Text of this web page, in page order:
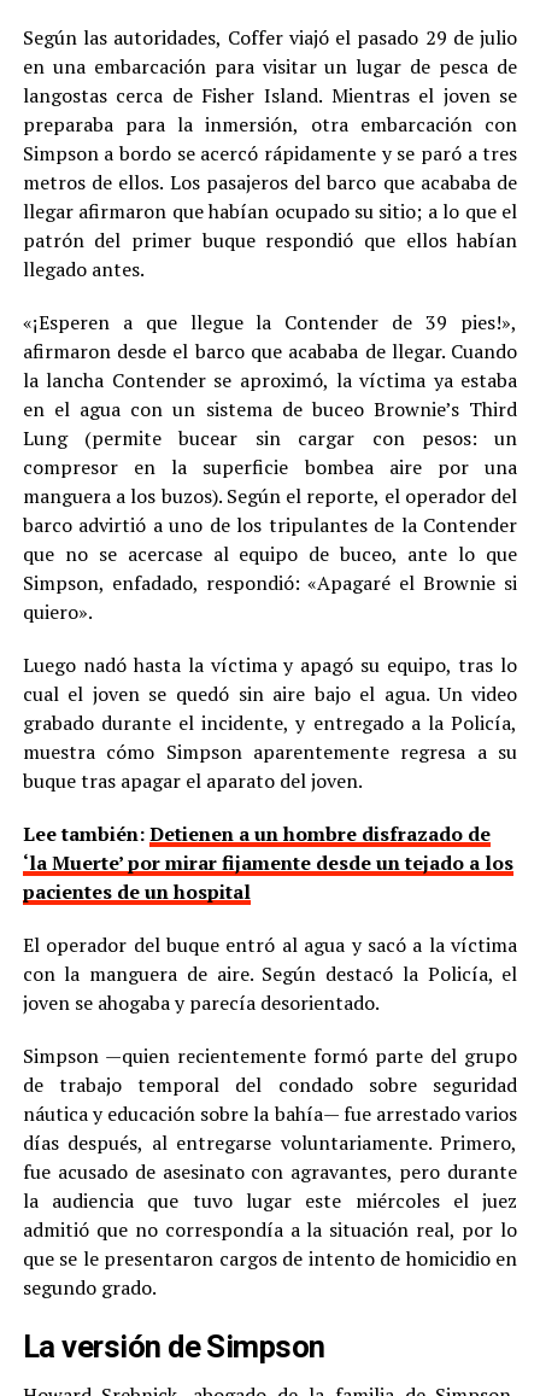
Según las autoridades, Coffer viajó el pasado 29 de julio
en una embarcación para visitar un lugar de pesca de
langostas cerca de Fisher Island. Mientras el joven se
preparaba para la inmersión, otra embarcación con
Simpson a bordo se acercó rápidamente y se paró a tres
metros de ellos. Los pasajeros del barco que acababa de
llegar afirmaron que habían ocupado su sitio; a lo que el
patrón del primer buque respondió que ellos habían
llegado antes.
«¡Esperen a que llegue la Contender de 39 pies!»,
afirmaron desde el barco que acababa de llegar. Cuando
la lancha Contender se aproximó, la víctima ya estaba
en el agua con un sistema de buceo Brownie’s Third
Lung (permite bucear sin cargar con pesos: un
compresor en la superficie bombea aire por una
manguera a los buzos). Según el reporte, el operador del
barco advirtió a uno de los tripulantes de la Contender
que no se acercase al equipo de buceo, ante lo que
Simpson, enfadado, respondió: «Apagaré el Brownie si
quiero».
Luego nadó hasta la víctima y apagó su equipo, tras lo
cual el joven se quedó sin aire bajo el agua. Un video
grabado durante el incidente, y entregado a la Policía,
muestra cómo Simpson aparentemente regresa a su
buque tras apagar el aparato del joven.
Lee también:Detienen a un hombre disfrazado de
‘la Muerte’ por mirar fijamente desde un tejado a los
pacientes de un hospital
El operador del buque entró al agua y sacó a la víctima
con la manguera de aire. Según destacó la Policía, el
joven se ahogaba y parecía desorientado.
Simpson —quien recientemente formó parte del grupo
de trabajo temporal del condado sobre seguridad
náutica y educación sobre la bahía— fue arrestado varios
días después, al entregarse voluntariamente. Primero,
fue acusado de asesinato con agravantes, pero durante
la audiencia que tuvo lugar este miércoles el juez
admitió que no correspondía a la situación real, por lo
que se le presentaron cargos de intento de homicidio en
segundo grado.
La versión de Simpson